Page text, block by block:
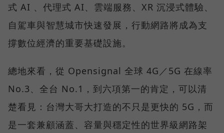
式 AI 、代理式 AI、雲端服務、XR 沉浸式體驗、
自駕車與智慧城市快速發展，行動網路將成為支
撐數位經濟的重要基礎設施。
總地來看，從 Opensignal 全球 4G／5G 在線率
No.3、全台 No.1，到六項第一的肯定，可以清
楚看見：台灣大哥大打造的不只是更快的 5G，而
是一套兼顧涵蓋、容量與穩定性的世界級網路架